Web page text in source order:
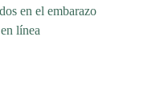
en el embarazo
línea